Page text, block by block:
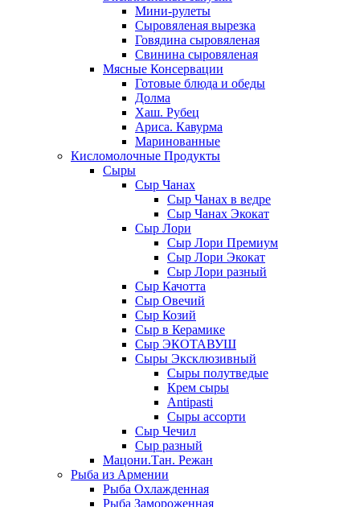
Мини-рулеты
Сыровяленая вырезка
Говядина сыровяленая
Свинина сыровяленая
Мясные Консервации
Готовые блюда и обеды
Долма
Хаш. Рубец
Ариса. Кавурма
Маринованные
Кисломолочные Продукты
Сыры
Сыр Чанах
Сыр Чанах в ведре
Сыр Чанах Экокат
Сыр Лори
Сыр Лори Премиум
Сыр Лори Экокат
Сыр Лори разный
Сыр Качотта
Сыр Овечий
Сыр Козий
Сыр в Керамике
Сыр ЭКОТАВУШ
Сыры Эксклюзивный
Сыры полутведые
Крем сыры
Antipasti
Сыры ассорти
Сыр Чечил
Сыр разный
Мацони.Тан. Режан
Рыба из Армении
Рыба Охлажденная
Рыба Замороженная